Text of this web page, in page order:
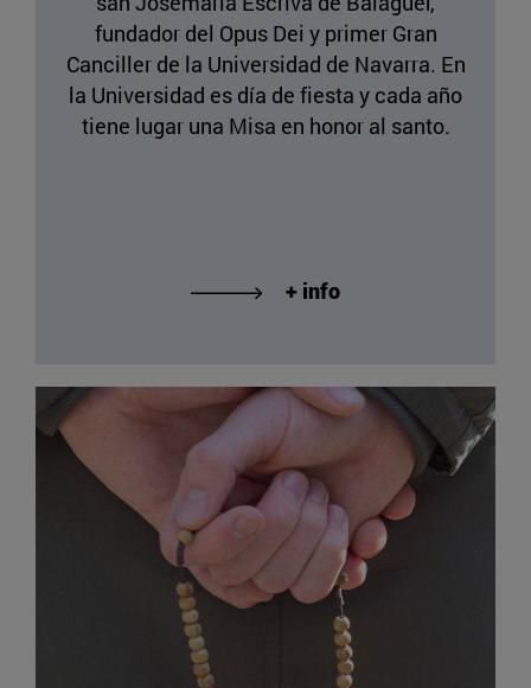
fundador del Opus Dei y primer Gran
Canciller de la Universidad de Navarra. En
la Universidad es día de fiesta y cada año
tiene lugar una Misa en honor al santo.
+ info